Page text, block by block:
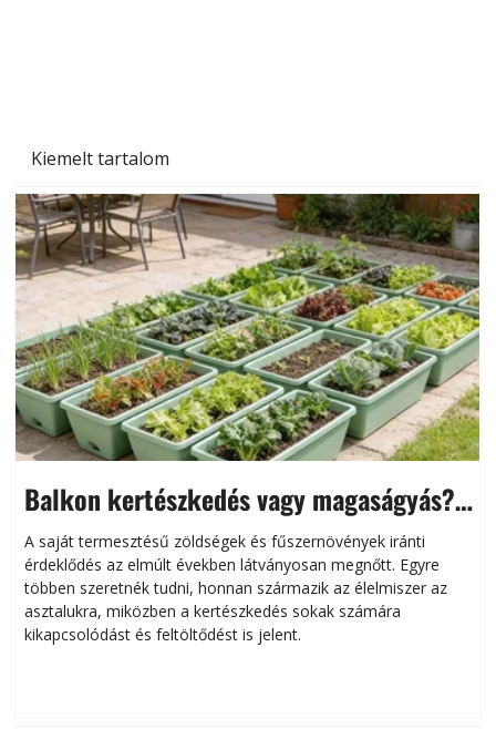
Kiemelt tartalom
Balkon kertészkedés vagy magaságyás?
Helytakarékos kertészkedés
A saját termesztésű zöldségek és fűszernövények iránti
érdeklődés az elmúlt években látványosan megnőtt. Egyre
többen szeretnék tudni, honnan származik az élelmiszer az
asztalukra, miközben a kertészkedés sokak számára
kikapcsolódást és feltöltődést is jelent.